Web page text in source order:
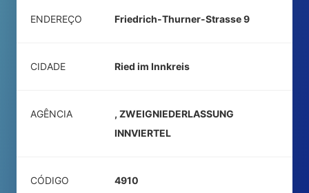
ENDEREÇO Friedrich-Thurner-Strasse 9
CIDADE Ried im Innkreis
AGÊNCIA
, ZWEIGNIEDERLASSUNG
INNVIERTEL
CÓDIGO
4910